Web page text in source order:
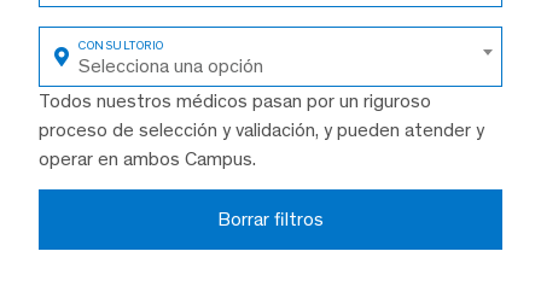
Selecciona una opción
Todos nuestros médicos pasan por un riguroso
proceso de selección y validación, y pueden atender y
operar en ambos Campus.
Borrar filtros